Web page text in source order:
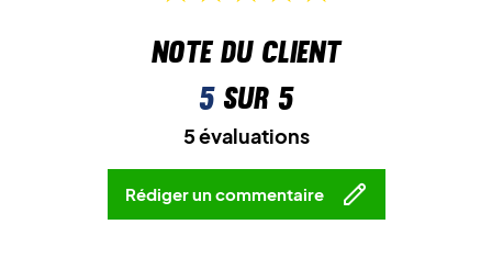
Note du client
5sur 5
5 évaluations
Rédiger un commentaire